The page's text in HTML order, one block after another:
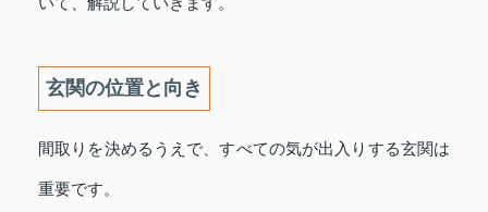
玄関の位置と向き
間取りを決めるうえで、すべての気が出入りする玄関は
重要です。